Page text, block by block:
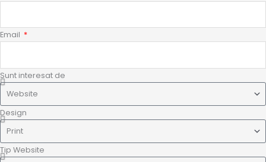
Email
Sunt interesat de
Design
Tip Website